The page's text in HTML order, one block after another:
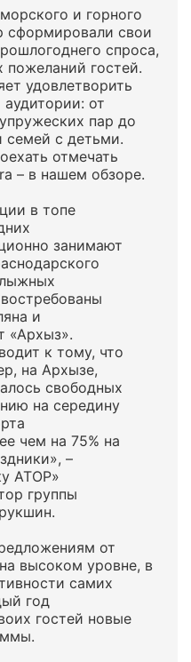
и горного
сформировали свои
спроса,
гостей.
удовлетворить
от
пар до
с детьми.
отмечать
– в нашем обзоре.
в топе
занимают
и
«Архыз».
к тому, что
на Архызе,
свободных
на середину
чем на 75% на
–
АТОР»
группы
от
высоком уровне, в
самих
год
гостей новые